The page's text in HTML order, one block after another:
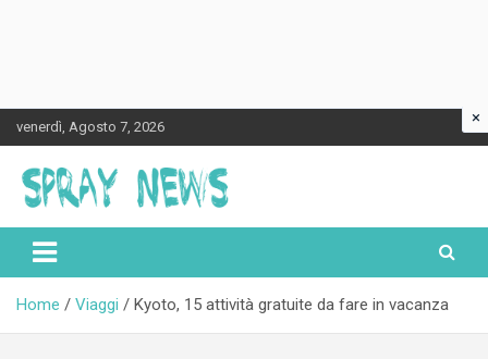
to
content
venerdì, Agosto 7, 2026
Spraynews.it
Home Viaggi Kyoto, 15 attività gratuite da fare in vacanza
×